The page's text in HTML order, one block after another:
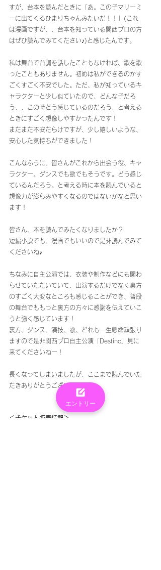
すが、台本を読んだときに「あ。この子マリーミ
ーに出てくるひまりちゃんみたいだ！！」(これ
は漫画ですが、、台本を知っている関西プロの方
はぜひ読んでみてください♪)と感じたんです。
私は舞台で台詞を話したこともなければ、歌を歌
ったこともありません。初めは私ができるのかす
ごくすごく不安でした。ただ、私が知っているキ
ャラクターと少し似ていたので、どんな子だろ
う、、この時どう感じているのだろう、と考える
ときにすごく想像しやすかったんです！
まだまだ不安だらけですが、少し嬉しいような、
安心した気持ちができました！
こんなふうに、皆さんがこれから出会う役、キャ
ラクター。ダンスでも歌でもそうです。どう感じ
ているんだろう。と考える時に本を読んでいると
想像力が膨らみやすくなるのではないかなと思い
ます！
皆さん、本を読んでみたくなりましたか？
短編小説でも、漫画でもいいので是非読んでみて
くださいね♪
ちなみに自主公演では、衣装や制作などにも関わ
らせていただいていて、出演するだけでなく裏方
のすごく大変なところも感じることができ、普段
の舞台でももっと裏方の方々に感謝を伝えていこ
うと強く感じています！
裏方、ダンス、演技、歌、どれも一生懸命頑張り
ますので是非関西プロ自主公演「Destino」見に
来てくださいねー！
長くなってしまいましたが、ここまで読んでいた
だきありがとうございました！
＜チケット販売情報＞
エントリー